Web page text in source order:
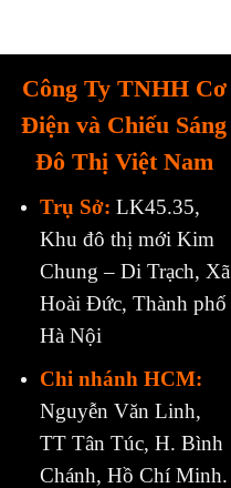
Công Ty TNHH Cơ
Điện và Chiếu Sáng
Đô Thị Việt Nam
Trụ Sở: LK45.35,
Khu đô thị mới Kim
Chung – Di Trạch, Xã
Hoài Đức, Thành phố
Hà Nội
Chi nhánh HCM:
Nguyễn Văn Linh,
TT Tân Túc, H. Bình
Chánh, Hồ Chí Minh.